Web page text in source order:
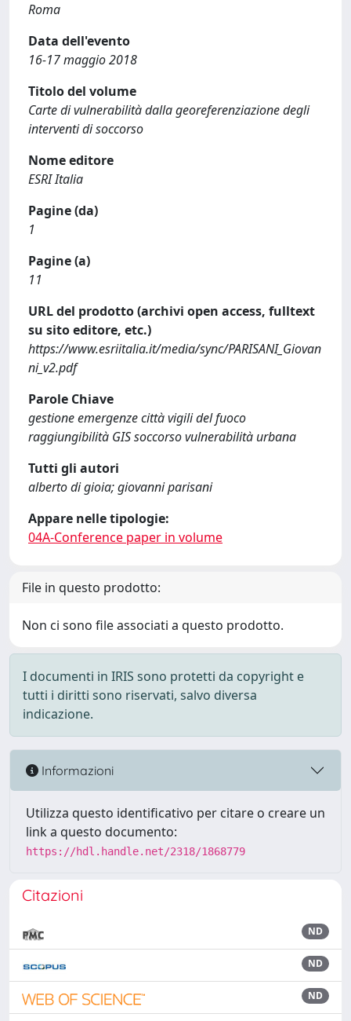
Roma
Data dell'evento
16-17 maggio 2018
Titolo del volume
Carte di vulnerabilità dalla georeferenziazione degli
interventi di soccorso
Nome editore
ESRI Italia
Pagine (da)
1
Pagine (a)
11
URL del prodotto (archivi open access, fulltext
su sito editore, etc.)
https://www.esriitalia.it/media/sync/PARISANI_Giovan
ni_v2.pdf
Parole Chiave
gestione emergenze città vigili del fuoco
raggiungibilità GIS soccorso vulnerabilità urbana
Tutti gli autori
alberto di gioia; giovanni parisani
Appare nelle tipologie:
04A-Conference paper in volume
File in questo prodotto:
Non ci sono file associati a questo prodotto.
I documenti in IRIS sono protetti da copyright e
tutti i diritti sono riservati, salvo diversa
indicazione.
Informazioni
Utilizza questo identificativo per citare o creare un
link a questo documento:
https://hdl.handle.net/2318/1868779
Citazioni
ND
ND
ND